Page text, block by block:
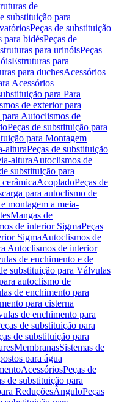
de
substituição para
Peças de substituição
para bidésPeças de
para urinóisPeças
Estruturas para
para duchesAcessórios
Acessórios
para Para
de exterior para
para Autoclismos de
Peças de substituição para
para Montagem
alturaPeças de substituição
alturaAutoclismos de
substituição para
AcopladoPeças de
para autoclismo de
montagem a meia-
Mangas de
de interior SigmaPeças
SigmaAutoclismos de
Autoclismos de interior
de enchimento e de
substituição para Válvulas
autoclismo de
de enchimento para
para cisterna
de enchimento para
de substituição para
de substituição para
MembranasSistemas de
para água
AcessóriosPeças de
de substituição para
ReduçõesÂnguloPeças